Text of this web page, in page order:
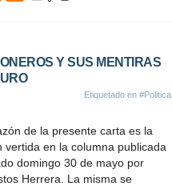
Y SUS MENTIRAS
Etiquetado en #Politica
de la presente carta es la
en la columna publicada
domingo 30 de mayo por
Herrera. La misma se